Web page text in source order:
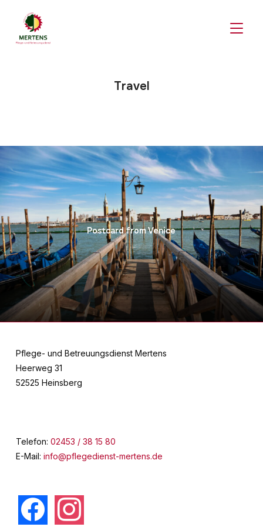
Travel
Postcard from Venice
Pflege- und Betreuungsdienst Mertens
Heerweg 31
52525 Heinsberg
Telefon: 02453 / 38 15 80
E-Mail: info@pflegedienst-mertens.de
facebook instagram